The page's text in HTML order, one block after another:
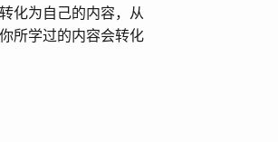
化为自己的内容，从
所学过的内容会转化